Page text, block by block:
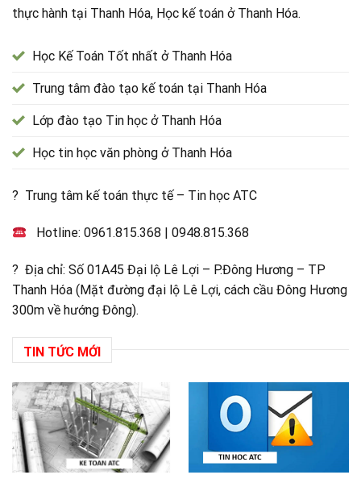
thực hành tại Thanh Hóa, Học kế toán ở Thanh Hóa.
Học Kế Toán Tốt nhất ở Thanh Hóa
Trung tâm đào tạo kế toán tại Thanh Hóa
Lớp đào tạo Tin học ở Thanh Hóa
Học tin học văn phòng ở Thanh Hóa
? Trung tâm kế toán thực tế – Tin học ATC
Hotline:0961.815.368 |0948.815.368
? Địa chỉ: Số 01A45 Đại lộ Lê Lợi – P.Đông Hương – TP
Thanh Hóa (Mặt đường đại lộ Lê Lợi, cách cầu Đông Hương
300m về hướng Đông).
TIN TỨC MỚI